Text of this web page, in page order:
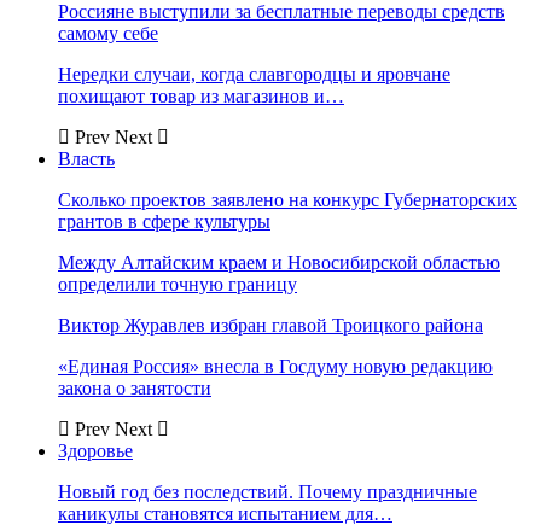
Россияне выступили за бесплатные переводы средств
самому себе
Нередки случаи, когда славгородцы и яровчане
похищают товар из магазинов и…
Prev Next
Власть
Сколько проектов заявлено на конкурс Губернаторских
грантов в сфере культуры
Между Алтайским краем и Новосибирской областью
определили точную границу
Виктор Журавлев избран главой Троицкого района
«Единая Россия» внесла в Госдуму новую редакцию
закона о занятости
Prev Next
Здоровье
Новый год без последствий. Почему праздничные
каникулы становятся испытанием для…